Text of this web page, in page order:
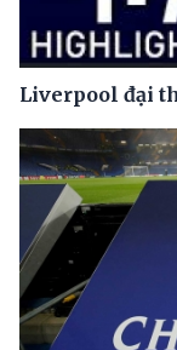
Liverpool đại